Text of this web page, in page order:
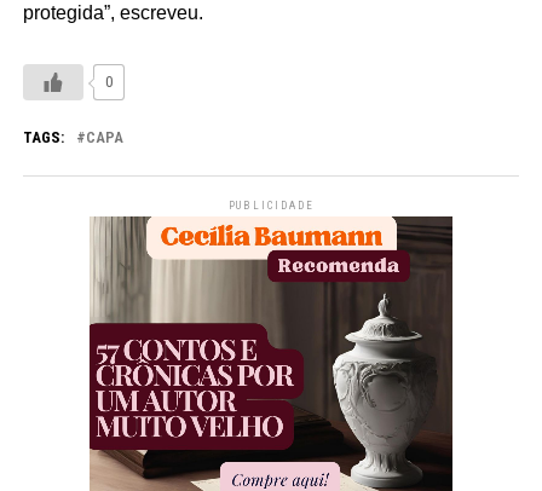
protegida”, escreveu.
0
TAGS: CAPA
PUBLICIDADE